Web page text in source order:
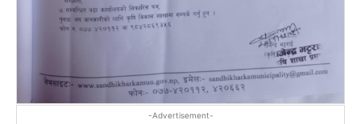
-Advertisement-